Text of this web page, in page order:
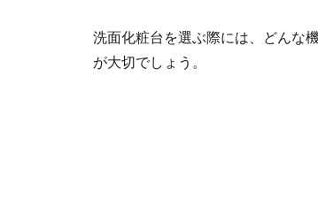
洗面化粧台を選ぶ際には、どんな
が大切でしょう。